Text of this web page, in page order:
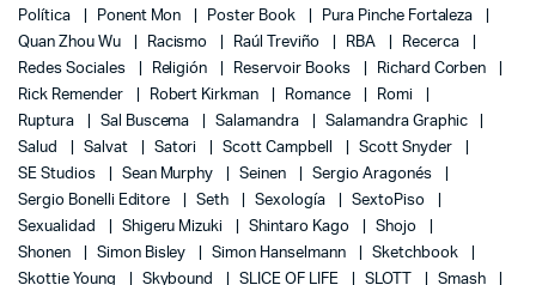
Política
Ponent Mon Poster Book
Pura Pinche Fortaleza
Quan Zhou Wu
Racismo Raúl Treviño RBA
Recerca
Redes Sociales
Religión Reservoir Books
Richard Corben
Rick Remender
Robert Kirkman Romance
Romi
Ruptura
Sal Buscema Salamandra
Salamandra Graphic
Salud
Salvat Satori Scott Campbell
Scott Snyder
SE Studios
Sean Murphy Seinen
Sergio Aragonés
Sergio Bonelli Editore
Seth Sexología
SextoPiso
Sexualidad
Shigeru Mizuki Shintaro Kago
Shojo
Shonen
Simon Bisley Simon Hanselmann
Sketchbook
Skottie Young
Skybound SLICE OF LIFE SLOTT
Smash